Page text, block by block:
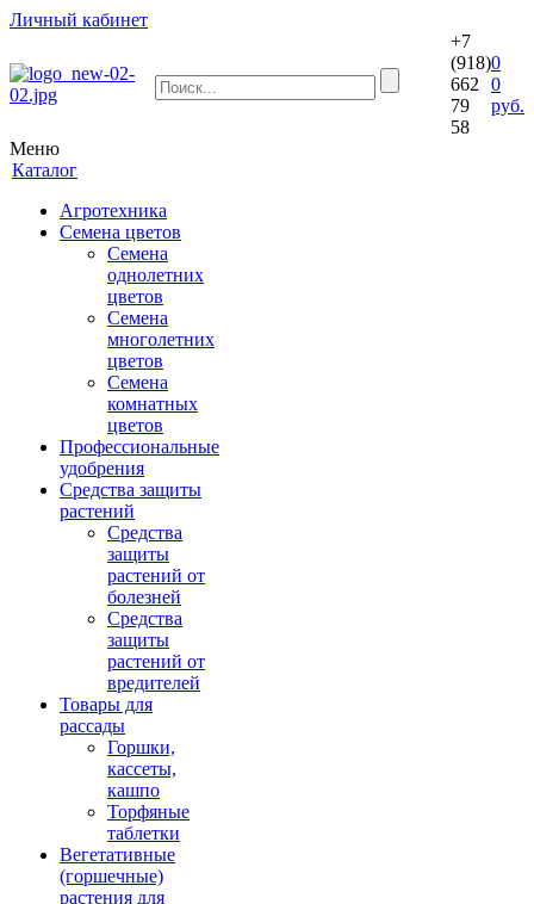
Личный кабинет
+7
(918)
662
79
58
0
0
руб.
Меню
Каталог
Агротехника
Семена цветов
Семена
однолетних
цветов
Семена
многолетних
цветов
Семена
комнатных
цветов
Профессиональные
удобрения
Средства защиты
растений
Средства
защиты
растений от
болезней
Средства
защиты
растений от
вредителей
Товары для
рассады
Горшки,
кассеты,
кашпо
Торфяные
таблетки
Вегетативные
(горшечные)
растения для